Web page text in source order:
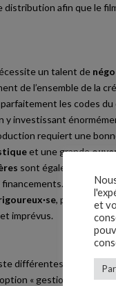
distribution afin que le
un talent de
de l’ensemble de la
les codes du
y investissant
requiert une
et une grande
sont également des
, patient·e,
imprévus.
différentes formations.
option « gestion de
et